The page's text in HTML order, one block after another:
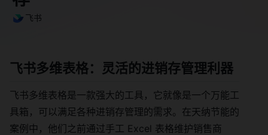
飞书
飞书多维表格：灵活的进销存管理利器
飞书多维表格是一款强大的工具，它就像是一个万能工
具箱，可以满足各种进销存管理的需求。在天纳节能的
案例中，他们之前通过手工 Excel 表格维护销售商